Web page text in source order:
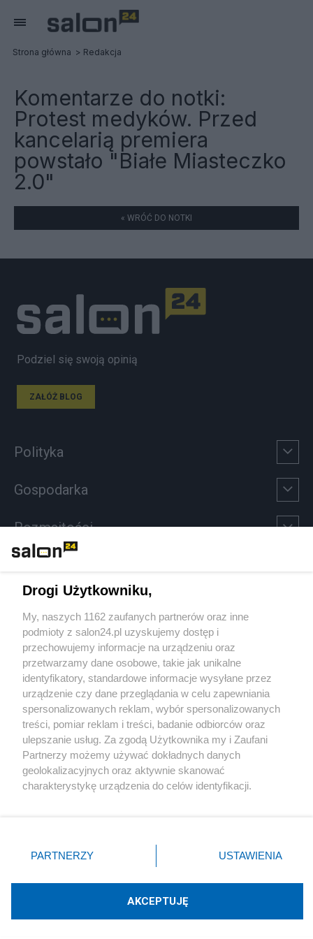
Strona główna Redakcja
Komentarze do notki:
Protest medyków. Przed
kancelarią premiera
powstało "Białe Miasteczko
2.0"
« WRÓĆ DO NOTKI
Podziel się swoją opinią
ZAŁÓŻ BLOG
Polityka
Gospodarka
Rozmaitości
Sport
Społeczeństwo
Kultura
X Facebook Instagram Youtube
Technologię dostarcza:W3media.pl
Drogi Użytkowniku,
My, naszych 1162 zaufanych partnerów oraz inne
podmioty z salon24.pl uzyskujemy dostęp i
przechowujemy informacje na urządzeniu oraz
przetwarzamy dane osobowe, takie jak unikalne
identyfikatory, standardowe informacje wysyłane przez
urządzenie czy dane przeglądania w celu zapewniania
spersonalizowanych reklam, wybór spersonalizowanych
treści, pomiar reklam i treści, badanie odbiorców oraz
ulepszanie usług. Za zgodą Użytkownika my i Zaufani
Partnerzy możemy używać dokładnych danych
geolokalizacyjnych oraz aktywnie skanować
charakterystykę urządzenia do celów identyfikacji.
zmienić/wycofać klikając przycisk ustawień prywatności
znajdujący się w lewym dolnym rogu strony
rodzaje przetwarzania danych nie wymagają zgody
użytkownika, ale masz prawo sprzeciwić się takiemu
PARTNERZY USTAWIENIA
AKCEPTUJĘ